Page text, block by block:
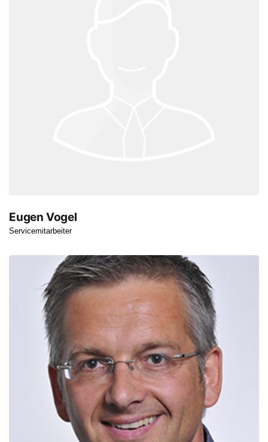
Eugen Vogel
Servicemitarbeiter